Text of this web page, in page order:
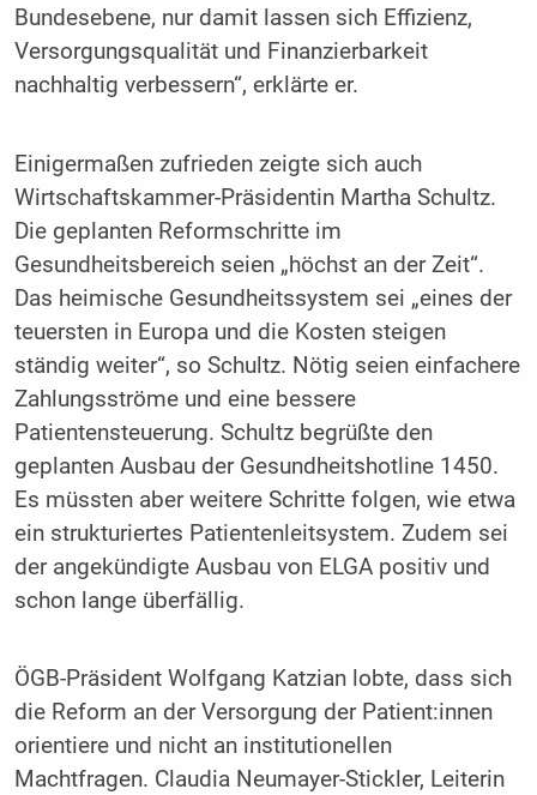
Bundesebene, nur damit lassen sich Effizienz,
Versorgungsqualität und Finanzierbarkeit
nachhaltig verbessern“, erklärte er.
Einigermaßen zufrieden zeigte sich auch
Wirtschaftskammer-Präsidentin Martha Schultz.
Die geplanten Reformschritte im
Gesundheitsbereich seien „höchst an der Zeit“.
Das heimische Gesundheitssystem sei „eines der
teuersten in Europa und die Kosten steigen
ständig weiter“, so Schultz. Nötig seien einfachere
Zahlungsströme und eine bessere
Patientensteuerung. Schultz begrüßte den
geplanten Ausbau der Gesundheitshotline 1450.
Es müssten aber weitere Schritte folgen, wie etwa
ein strukturiertes Patientenleitsystem. Zudem sei
der angekündigte Ausbau von ELGA positiv und
schon lange überfällig.
ÖGB-Präsident Wolfgang Katzian lobte, dass sich
die Reform an der Versorgung der Patient:innen
orientiere und nicht an institutionellen
Machtfragen. Claudia Neumayer-Stickler, Leiterin